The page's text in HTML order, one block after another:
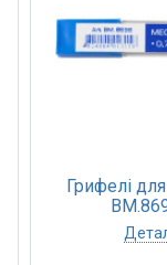
Грифелі